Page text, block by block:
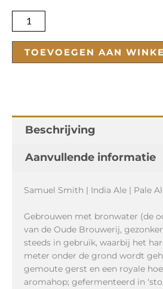
India
Ale
TOEVOEGEN AAN
Beschrijving
Aanvullende informatie
Samuel Smith | India Ale | Pale
Gebrouwen met bronwater (de
van de Oude Brouwerij,
steeds in gebruik, waarbij het
meter onder de grond wordt
gemoute gerst en een royale
aromahop; gefermenteerd in